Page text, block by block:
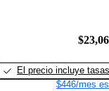
El precio incluye tasas
$446/mes